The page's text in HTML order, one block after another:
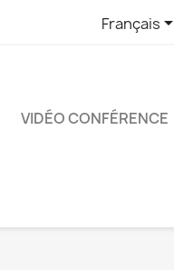
Français
VIDÉO CONFÉRENCE